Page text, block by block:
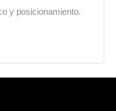
y posicionamiento.